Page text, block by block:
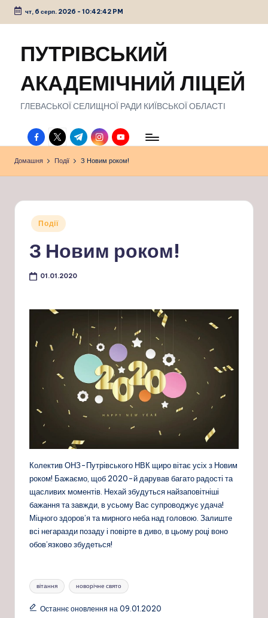
Перейти
чт, 6 серп. 2026 - 10:42:43 PM
ПУТРІВСЬКИЙ
АКАДЕМІЧНИЙ ЛІЦЕЙ
ГЛЕВАСЬКОЇ СЕЛИЩНОЇ РАДИ КИЇВСЬКОЇ ОБЛАСТІ
facebook.com
twitter.com
t.me instagram.com
youtube.com
Домашня Події З Новим роком!
Опубліковано
Події
З Новим роком!
01.01.2020
Колектив ОНЗ-Путрівського НВК щиро вітає усіх з Новим
роком! Бажаємо, щоб 2020-й дарував багато радості та
щасливих моментів. Нехай збудуться найзаповітніші
бажання та завжди, в усьому Вас супроводжує удача!
Міцного здоров’я та мирного неба над головою. Залиште
всі негаразди позаду і повірте в диво, в цьому році воно
обов’язково збудеться!
Позначки:
вітання новорічне свято
Останнє оновлення на 09.01.2020